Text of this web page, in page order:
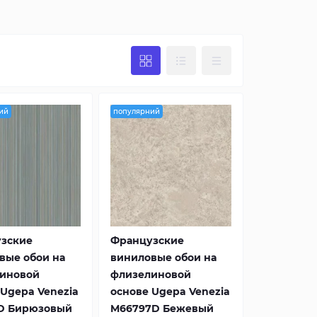
глубины до создания
и уютность.
первозданного вида на
Команда профессионалов
правильный выбор и остались
HouseDecor.com.ua – это ваш
Покупка обоев – это
обои на
Venezia
Бирюзовый
популярний
Французские
виниловые обои на
флизелиновой
основе Ugepa Venezia
M66797D Бежевый